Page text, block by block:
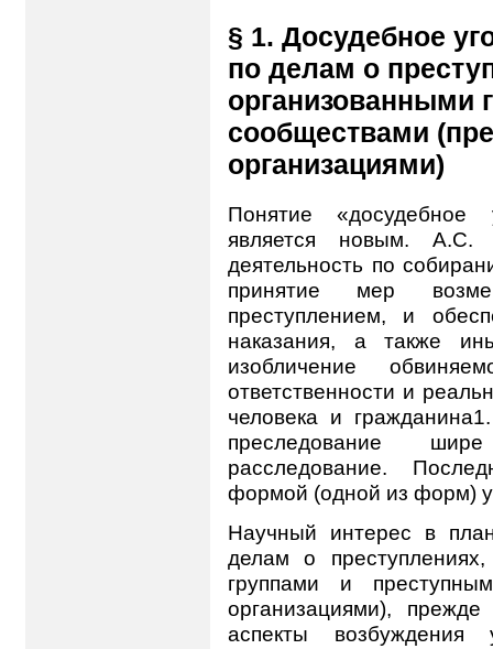
§ 1. Досудебное
по делам о
организованными
сообществами
организациями)
Понятие «досудебное
является новым. А.С.
деятельность по
принятие мер
преступлением, и
наказания, а также
изобличение
ответственности и
человека и
преследование
расследование.
формой (одной из форм)
Научный интерес в
делам о
группами и
организациями),
аспекты